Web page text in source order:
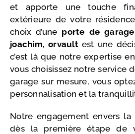
et apporte une touche
extérieure de votre
choix d’une porte de
joachim, orvaultest une
c’est là que notre expertise
vous choisissez notre service
garage sur mesure, vous
personnalisation et la
Notre engagement envers
dès la première étape de